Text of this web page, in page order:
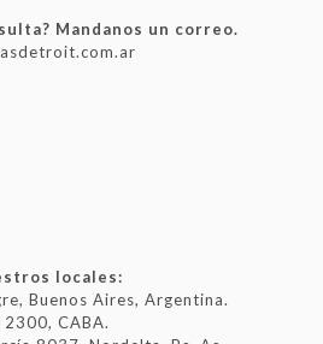
Mandanos un correo.
locales:
Buenos Aires, Argentina.
CABA.